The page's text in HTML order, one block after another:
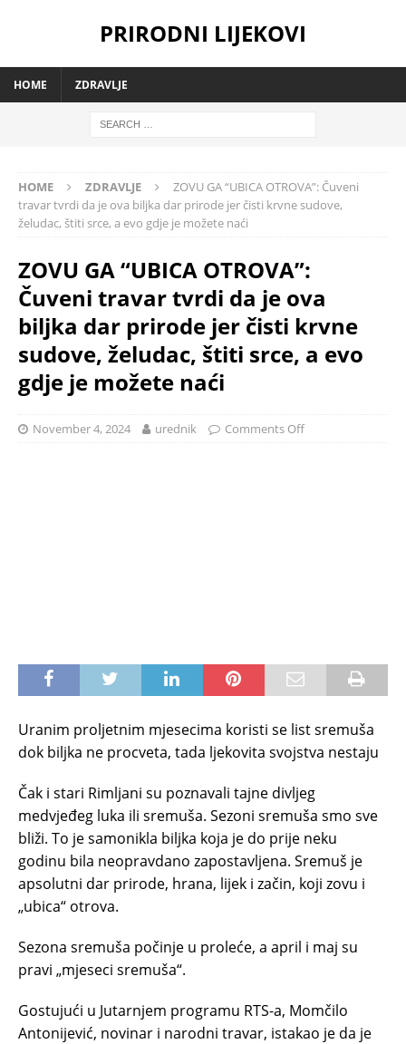
PRIRODNI LIJEKOVI
HOME ZDRAVLJE
HOME ZDRAVLJE
ZOVU GA “UBICA OTROVA”: Čuveni
travar tvrdi da je ova biljka dar prirode jer čisti krvne sudove,
želudac, štiti srce, a evo gdje je možete naći
ZOVU GA “UBICA OTROVA”:
Čuveni travar tvrdi da je ova
biljka dar prirode jer čisti krvne
sudove, želudac, štiti srce, a evo
gdje je možete naći
November 4, 2024 urednik Comments Off
Uranim proljetnim mjesecima koristi se list sremuša
dok biljka ne procveta, tada ljekovita svojstva nestaju
Čak i stari Rimljani su poznavali tajne divljeg
medvjeđeg luka ili sremuša. Sezoni sremuša smo sve
bliži. To je samonikla biljka koja je do prije neku
godinu bila neopravdano zapostavljena. Sremuš je
apsolutni dar prirode, hrana, lijek i začin, koji zovu i
„ubica“ otrova.
Sezona sremuša počinje u proleće, a april i maj su
pravi „mjeseci sremuša“.
Gostujući u Jutarnjem programu RTS-a, Momčilo
Antonijević, novinar i narodni travar, istakao je da je